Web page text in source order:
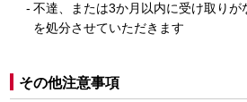
不達、または3か月以内に受け取り
を処分させていただきます
その他注意事項